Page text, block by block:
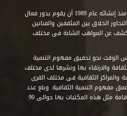
استطاع صندوق التنمية الثقافية على مدى خمسة وثلاثون عاماً منذ إنشائه عام 1989 أن يقوم بدور فعال
الخلاق بين المثقفين والفنانين
عن المواهب الشابة فى مختلف
الوقت نحو تحقيق مفهوم التنمية
والارتقاء بها ونشرها لدى مختلف
الثقافية فى مختلف القرى
مفهوم التنمية الثقافية. وبلغ عدد
المكتبات التى أنشأها الصندوق فى أماكن لم يكن من المتصور إقامة مثل هذه المكتبات بها حوالى 90